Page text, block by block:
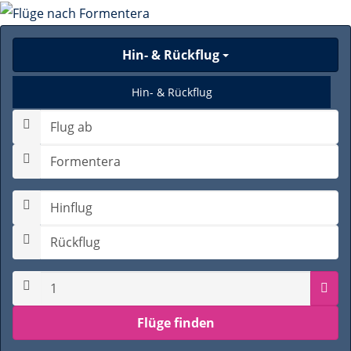
Hin- & Rückflug
Hin- & Rückflug
Hinflugdatum auswählen
Rückflugdatum auswählen